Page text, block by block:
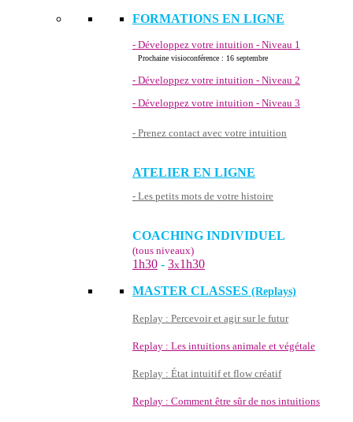
FORMATIONS EN LIGNE
- Développez votre intuition - Niveau 1
Prochaine visioconférence : 16 septembre
- Développez votre intuition - Niveau 2
- Développez votre intuition - Niveau 3
- Prenez contact avec votre intuition
ATELIER EN LIGNE
- Les petits mots de votre histoire
COACHING INDIVIDUEL
(tous niveaux)
1h30 - 3x1h30
MASTER CLASSES (Replays)
Replay : Percevoir et agir sur le futur
Replay : Les intuitions animale et végétale
Replay : État intuitif et flow créatif
Replay : Comment être sûr de nos intuitions